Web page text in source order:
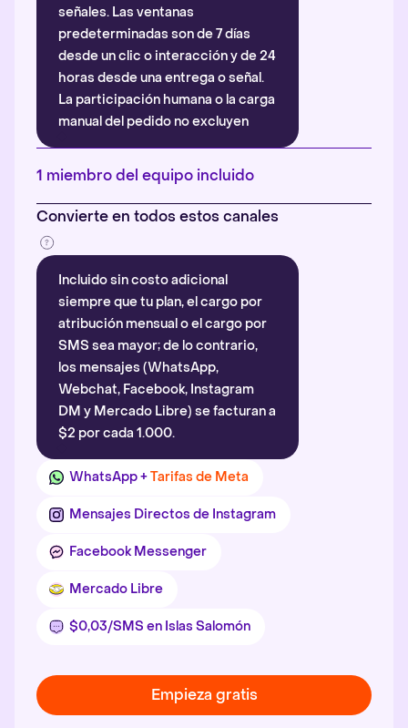
señales. Las ventanas
predeterminadas son de 7 días
desde un clic o interacción y de 24
horas desde una entrega o señal.
La participación humana o la carga
manual del pedido no excluyen
automáticamente la atribución.
Más información
1 miembro del equipo incluido
Convierte en todos estos canales
Incluido sin costo adicional
siempre que tu plan, el cargo por
atribución mensual o el cargo por
SMS sea mayor; de lo contrario,
los mensajes (WhatsApp,
Webchat, Facebook, Instagram
DM y Mercado Libre) se facturan a
$2 por cada 1.000.
WhatsApp +Tarifas de Meta
Mensajes Directos de Instagram
Facebook Messenger
Mercado Libre
$0,03/SMS en Islas Salomón
Empieza gratis